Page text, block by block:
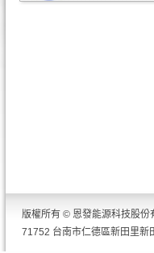
版權所有 © 恩發能源科技股份
71752 台南市仁德區新田里新